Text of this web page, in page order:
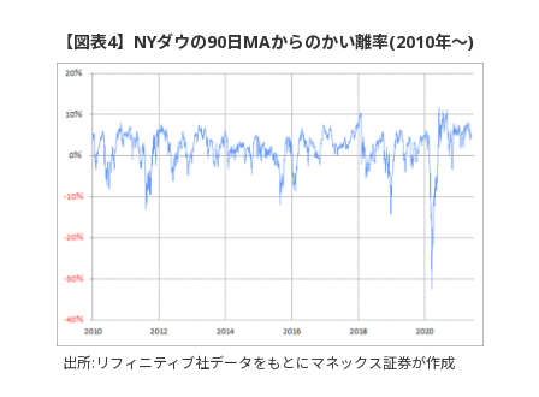
【図表4】NYダウの90日MAからのかい離率(2010年～)
出所:リフィニティブ社データをもとにマネックス証券が作成